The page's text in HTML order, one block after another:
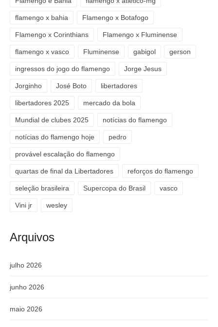
flamengo x bahia Flamengo x Botafogo
Flamengo x Corinthians Flamengo x Fluminense
flamengo x vasco Fluminense gabigol gerson
ingressos do jogo do flamengo Jorge Jesus
Jorginho José Boto libertadores
libertadores 2025 mercado da bola
Mundial de clubes 2025 notícias do flamengo
notícias do flamengo hoje pedro
provável escalação do flamengo
quartas de final da Libertadores reforços do flamengo
seleção brasileira Supercopa do Brasil vasco
Vini jr wesley
Arquivos
julho 2026
junho 2026
maio 2026